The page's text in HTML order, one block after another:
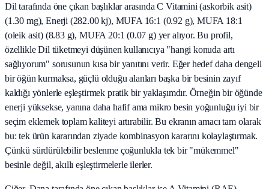
Dil tarafında öne çıkan başlıklar arasında C Vitamini (askorbik asit)
(1.30 mg), Enerji (282.00 kj), MUFA 16:1 (0.92 g), MUFA 18:1
(oleik asit) (8.83 g), MUFA 20:1 (0.07 g) yer alıyor. Bu profil,
özellikle Dil tüketmeyi düşünen kullanıcıya "hangi konuda artı
sağlıyorum" sorusunun kısa bir yanıtını verir. Eğer hedef daha dengeli
bir öğün kurmaksa, güçlü olduğu alanları başka bir besinin zayıf
kaldığı yönlerle eşleştirmek pratik bir yaklaşımdır. Örneğin bir öğünde
enerji yüksekse, yanına daha hafif ama mikro besin yoğunluğu iyi bir
seçim eklemek toplam kaliteyi artırabilir. Bu ekranın amacı tam olarak
bu: tek ürün kararından ziyade kombinasyon kararını kolaylaştırmak.
Çünkü sürdürülebilir beslenme çoğunlukla tek bir "mükemmel"
besinle değil, akıllı eşleştirmelerle ilerler.